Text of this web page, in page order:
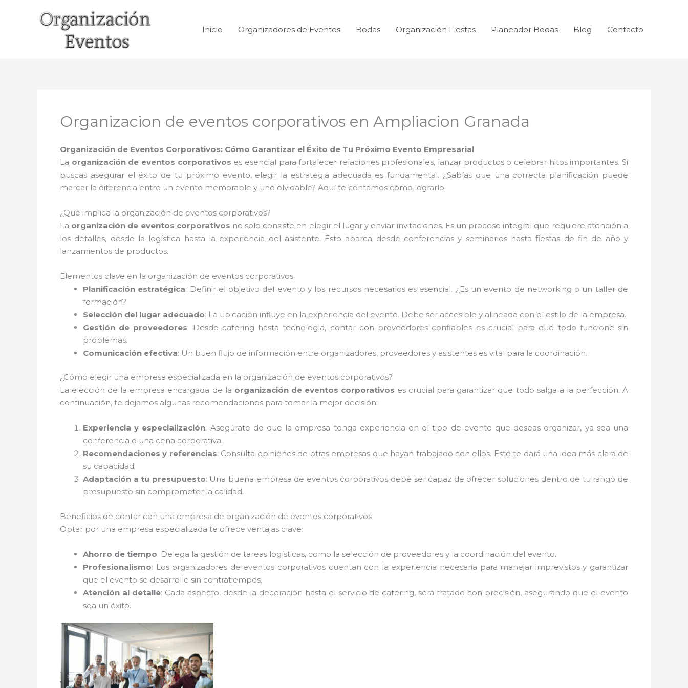
Inicio Organizadores de Eventos Bodas Organización Fiestas Planeador Bodas Blog Contacto
Organizacion de eventos corporativos en Ampliacion Granada
Organización de Eventos Corporativos: Cómo Garantizar el Éxito de Tu Próximo Evento Empresarial
La organización de eventos corporativos es esencial para fortalecer relaciones profesionales, lanzar productos o celebrar hitos importantes. Si
buscas asegurar el éxito de tu próximo evento, elegir la estrategia adecuada es fundamental. ¿Sabías que una correcta planificación puede
marcar la diferencia entre un evento memorable y uno olvidable? Aquí te contamos cómo lograrlo.
¿Qué implica la organización de eventos corporativos?
La organización de eventos corporativos no solo consiste en elegir el lugar y enviar invitaciones. Es un proceso integral que requiere atención a
los detalles, desde la logística hasta la experiencia del asistente. Esto abarca desde conferencias y seminarios hasta fiestas de fin de año y
lanzamientos de productos.
Elementos clave en la organización de eventos corporativos
Planificación estratégica: Definir el objetivo del evento y los recursos necesarios es esencial. ¿Es un evento de networking o un taller de
formación?
Selección del lugar adecuado: La ubicación influye en la experiencia del evento. Debe ser accesible y alineada con el estilo de la empresa.
Gestión de proveedores: Desde catering hasta tecnología, contar con proveedores confiables es crucial para que todo funcione sin
problemas.
Comunicación efectiva: Un buen flujo de información entre organizadores, proveedores y asistentes es vital para la coordinación.
¿Cómo elegir una empresa especializada en la organización de eventos corporativos?
La elección de la empresa encargada de la organización de eventos corporativos es crucial para garantizar que todo salga a la perfección. A
continuación, te dejamos algunas recomendaciones para tomar la mejor decisión:
Experiencia y especialización: Asegúrate de que la empresa tenga experiencia en el tipo de evento que deseas organizar, ya sea una
conferencia o una cena corporativa.
Recomendaciones y referencias: Consulta opiniones de otras empresas que hayan trabajado con ellos. Esto te dará una idea más clara de
su capacidad.
Adaptación a tu presupuesto: Una buena empresa de eventos corporativos debe ser capaz de ofrecer soluciones dentro de tu rango de
presupuesto sin comprometer la calidad.
Beneficios de contar con una empresa de organización de eventos corporativos
Optar por una empresa especializada te ofrece ventajas clave:
Ahorro de tiempo: Delega la gestión de tareas logísticas, como la selección de proveedores y la coordinación del evento.
Profesionalismo: Los organizadores de eventos corporativos cuentan con la experiencia necesaria para manejar imprevistos y garantizar
que el evento se desarrolle sin contratiempos.
Atención al detalle: Cada aspecto, desde la decoración hasta el servicio de catering, será tratado con precisión, asegurando que el evento
sea un éxito.